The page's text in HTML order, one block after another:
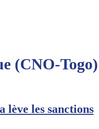
(CNO-Togo)
lève les sanctions